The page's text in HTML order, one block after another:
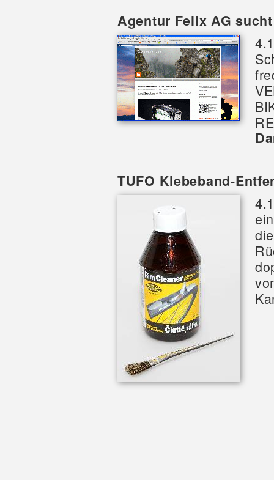
Agentur Felix AG
TUFO Klebeband-